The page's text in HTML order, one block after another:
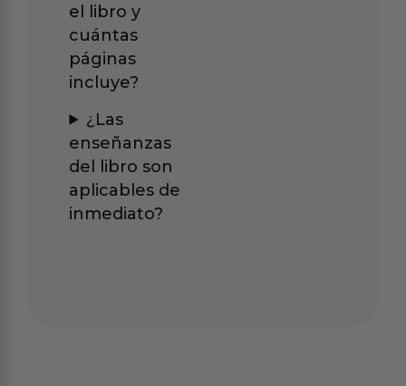
el libro y
cuántas
páginas
incluye?
¿Las
enseñanzas
del libro son
aplicables de
inmediato?